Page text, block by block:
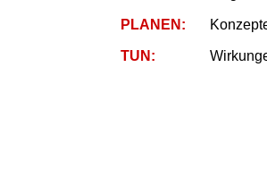
PLANEN:
TUN: